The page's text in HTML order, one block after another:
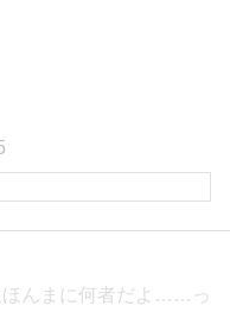
ほんまに何者だよ……っ